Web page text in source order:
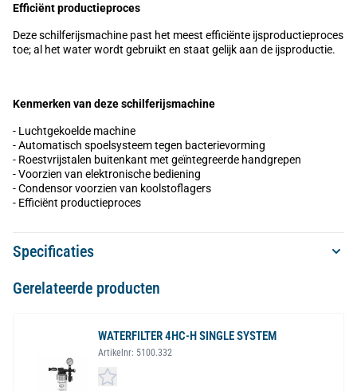
Efficiënt productieproces
Deze schilferijsmachine past het meest efficiënte ijsproductieproces
toe; al het water wordt gebruikt en staat gelijk aan de ijsproductie.
Kenmerken van deze schilferijsmachine
- Luchtgekoelde machine
- Automatisch spoelsysteem tegen bacterievorming
- Roestvrijstalen buitenkant met geïntegreerde handgrepen
- Voorzien van elektronische bediening
- Condensor voorzien van koolstoflagers
- Efficiënt productieproces
Specificaties
Gerelateerde producten
WATERFILTER 4HC-H SINGLE SYSTEM
Artikelnr: 5100.332